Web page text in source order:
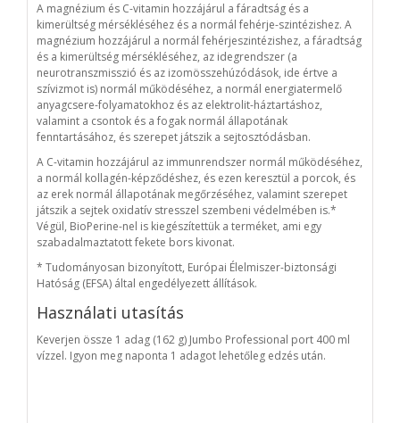
A magnézium és C-vitamin hozzájárul a fáradtság és a
kimerültség mérsékléséhez és a normál fehérje-szintézishez. A
magnézium hozzájárul a normál fehérjeszintézishez, a fáradtság
és a kimerültség mérsékléséhez, az idegrendszer (a
neurotranszmisszió és az izomösszehúzódások, ide értve a
szívizmot is) normál működéséhez, a normál energiatermelő
anyagcsere-folyamatokhoz és az elektrolit-háztartáshoz,
valamint a csontok és a fogak normál állapotának
fenntartásához, és szerepet játszik a sejtosztódásban.
A C-vitamin hozzájárul az immunrendszer normál működéséhez,
a normál kollagén-képződéshez, és ezen keresztül a porcok, és
az erek normál állapotának megőrzéséhez, valamint szerepet
játszik a sejtek oxidatív stresszel szembeni védelmében is.*
Végül, BioPerine-nel is kiegészítettük a terméket, ami egy
szabadalmaztatott fekete bors kivonat.
* Tudományosan bizonyított, Európai Élelmiszer-biztonsági
Hatóság (EFSA) által engedélyezett állítások.
Használati utasítás
Keverjen össze 1 adag (162 g) Jumbo Professional port 400 ml
vízzel. Igyon meg naponta 1 adagot lehetőleg edzés után.